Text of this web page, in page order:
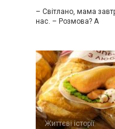
– Світлано, мама
нас. – Розмова? А
Життєві історії